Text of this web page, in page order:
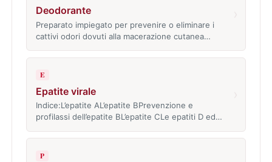
Deodorante
Preparato impiegato per prevenire o eliminare i
cattivi odori dovuti alla macerazione cutanea…
E
Epatite virale
Indice:L’epatite AL’epatite BPrevenzione e
profilassi dell’epatite BL’epatite CLe epatiti D ed…
P